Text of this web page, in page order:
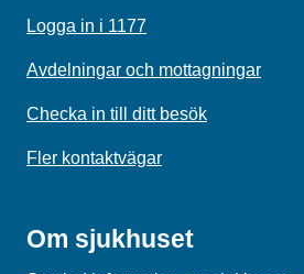
Logga in i 1177
Avdelningar och mottagningar
Checka in till ditt besök
Fler kontaktvägar
Om sjukhuset